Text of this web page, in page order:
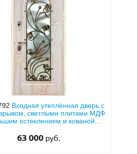
Входная утеплённая дверь с
светлыми плитами МДФ
остеклением и кованой
63 000 руб.